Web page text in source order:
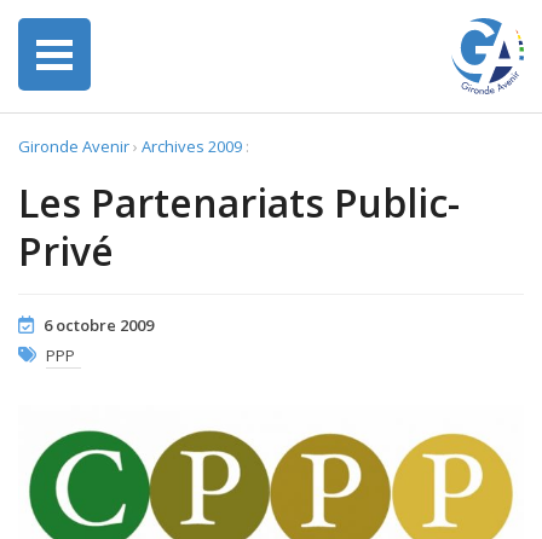
Gironde Avenir› Archives 2009 :
Les Partenariats Public-
Privé
6 octobre 2009
PPP